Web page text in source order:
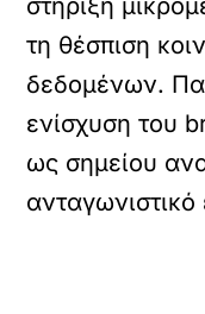
στήριξη
τη θέσπιση
δεδομένων.
ενίσχυση του
ως σημείου